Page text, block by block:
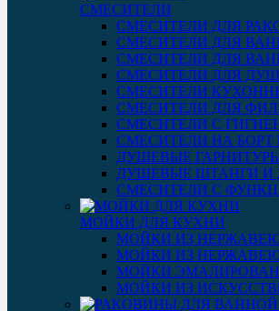
СМЕСИТЕЛИ
СМЕСИТЕЛИ ДЛЯ
СМЕСИТЕЛИ ДЛЯ
СМЕСИТЕЛИ ДЛЯ
СМЕСИТЕЛИ ДЛЯ
СМЕСИТЕЛИ
СМЕСИТЕЛИ ДЛЯ
СМЕСИТЕЛИ С
СМЕСИТЕЛИ НА
ДУШЕВЫЕ
ДУШЕВЫЕ ШТАНГИ И
СМЕСИТЕЛИ С
МОЙКИ ДЛЯ КУХНИ
МОЙКИ ИЗ
МОЙКИ ИЗ
МОЙКИ
МОЙКИ ИЗ